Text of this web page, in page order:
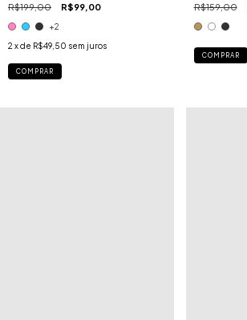
R$199,00 R$99,00
+2
2 x de R$49,50 sem juros
COMPRAR
R$159,00
COMPRAR